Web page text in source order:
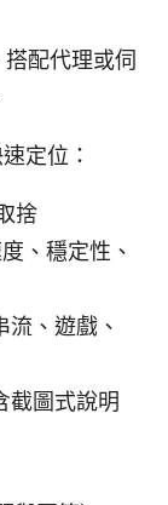
配代理或伺
定位：
捨
、穩定性、
、遊戲、
截圖式說明